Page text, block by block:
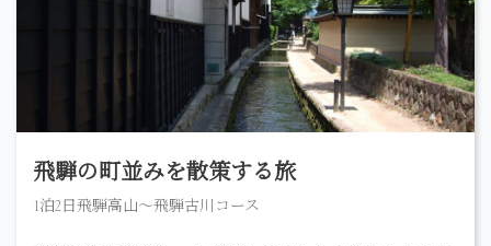
飛騨の町並みを散策する旅
1泊2日飛騨高山〜飛騨古川コース